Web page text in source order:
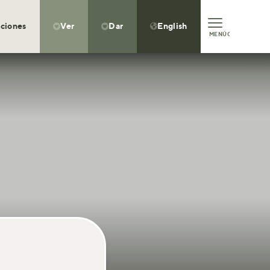
Ver  Dar  English
MENÚCLOSE